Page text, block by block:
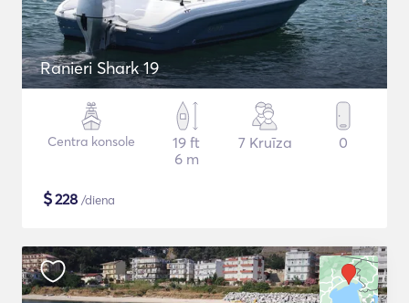
Ranieri Shark 19
Centra konsole
19 ft
6 m
7 Kruīza 0
$228 /diena